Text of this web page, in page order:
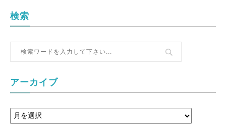
検索
アーカイブ